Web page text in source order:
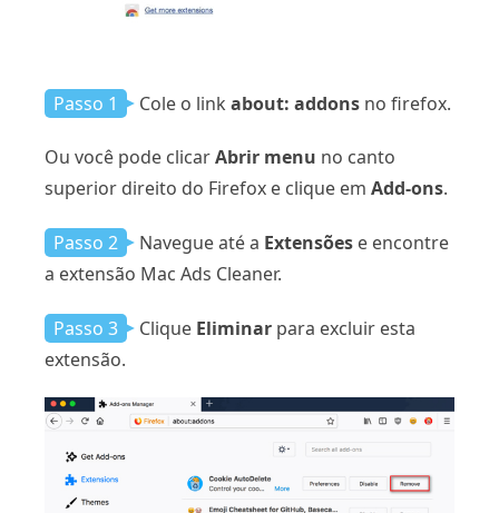
Passo 1 Cole o link about: addons no firefox.
Ou você pode clicarAbrir menu no canto
superior direito do Firefox e clique em Add-ons.
Passo 2 Navegue até a Extensões e encontre
a extensão Mac Ads Cleaner.
Passo 3 Clique Eliminar para excluir esta
extensão.